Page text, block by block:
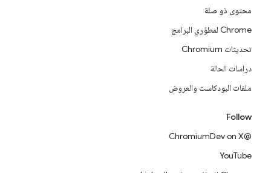
محتوى ذو صلة
Chrome لمطوّري البرامج
تحديثات Chromium
دراسات الحالة
ملفات البودكاست والعروض
Follow
@ChromiumDev on X
YouTube